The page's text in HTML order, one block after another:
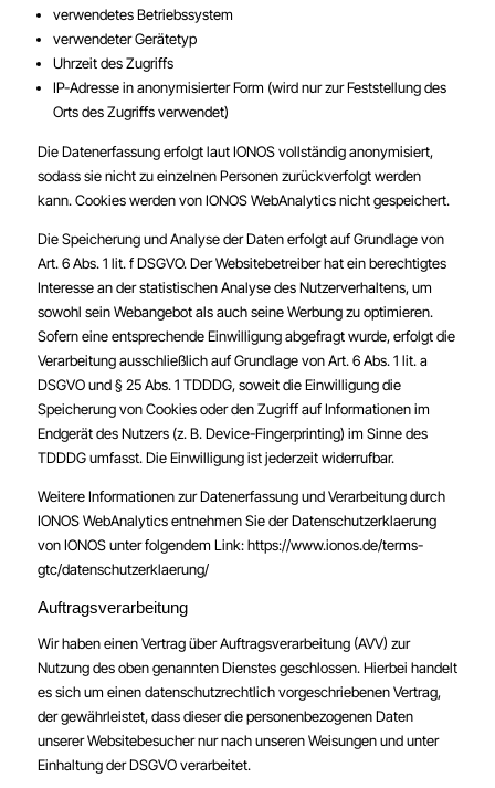
verwendetes Betriebssystem
verwendeter Gerätetyp
Uhrzeit des Zugriffs
IP-Adresse in anonymisierter Form (wird nur zur Feststellung des
Orts des Zugriffs verwendet)
Die Datenerfassung erfolgt laut IONOS vollständig anonymisiert,
sodass sie nicht zu einzelnen Personen zurückverfolgt werden
kann. Cookies werden von IONOS WebAnalytics nicht gespeichert.
Die Speicherung und Analyse der Daten erfolgt auf Grundlage von
Art. 6 Abs. 1 lit. f DSGVO. Der Websitebetreiber hat ein berechtigtes
Interesse an der statistischen Analyse des Nutzerverhaltens, um
sowohl sein Webangebot als auch seine Werbung zu optimieren.
Sofern eine entsprechende Einwilligung abgefragt wurde, erfolgt die
Verarbeitung ausschließlich auf Grundlage von Art. 6 Abs. 1 lit. a
DSGVO und § 25 Abs. 1 TDDDG, soweit die Einwilligung die
Speicherung von Cookies oder den Zugriff auf Informationen im
Endgerät des Nutzers (z. B. Device-Fingerprinting) im Sinne des
TDDDG umfasst. Die Einwilligung ist jederzeit widerrufbar.
Weitere Informationen zur Datenerfassung und Verarbeitung durch
IONOS WebAnalytics entnehmen Sie der Datenschutzerklaerung
von IONOS unter folgendem Link: https://www.ionos.de/terms-
gtc/datenschutzerklaerung/
Auftragsverarbeitung
Wir haben einen Vertrag über Auftragsverarbeitung (AVV) zur
Nutzung des oben genannten Dienstes geschlossen. Hierbei handelt
es sich um einen datenschutzrechtlich vorgeschriebenen Vertrag,
der gewährleistet, dass dieser die personenbezogenen Daten
unserer Websitebesucher nur nach unseren Weisungen und unter
Einhaltung der DSGVO verarbeitet.